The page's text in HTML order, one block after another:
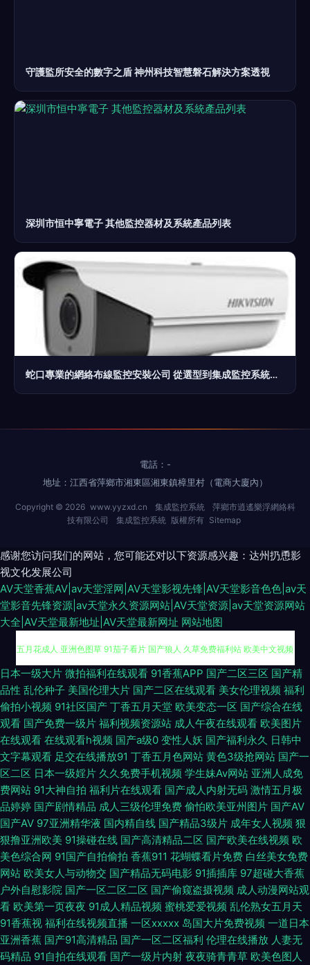
守護監所安全的數字之盾 神州科技智慧磐石解決方案透視
深圳市恒中寧電子 其他監控器材及系統產品列表
蛇口專業的網絡布線監控安裝公司 從選型到集成監控系統的全面解析
電話：-
地址：江西省萍鄉市湘東區湘東鎮樟里村（電商大廈內）
Copyright © 2026 www.yyzxd.cn 集成監控系統
萍鄉市逍遙樂浮網絡科
技有限公司
集成監控系統 版權所有 Sitemap
感谢您访问我们的网站，您可能还对以下资源感兴趣：达州扔恿影
视文化发展公司
AV天堂香蕉AV|av天堂淫网|AV天堂影视先锋|AV天堂影音色色|av天
堂影音先锋资源|av天堂永久资源网站|AV天堂资源|av天堂资源网站
大全|AV天堂最新地址|AV天堂最新网址 网站地图
海角传媒91黑料 91麻豆香蕉 久久微拍网 青青草ab 日韩涩汇 深夜超碰社区
五月花成人 亚洲色图草 91茄子看片 国产狼人 久草免费福利站 欧美中文视频
亚洲3级AV 中文字幕久荜 97国产精品 福利所av 麻豆国产一二三四 欧美人人
插 天天干人操 91青草视频网 97影院亚 久久福利精品 三级片av片 91唐伯虎
爱豆传媒免费播放 成人免费淫秽视频 韩国伦理av 久久蜜芽影视 另类综合欧
美变态 日韩h片网站 天天操网 五月天变态另类 91豆花不卡 91社视频网 微拍
福利一区 91大神 午夜精品国产 福利微拍在线导航 日本韩国A片 91N福利网
91视频专区 一区一区精华液 香蕉视频网 微拍国产 91视频精品网站 丁香91大
香蕉 熟妇人人草 av抖阴91 成人熊猫网站MV 黄色仓库18 三级网站网址视频
日本一级大片 微拍福利在线观看 91香蕉APP 国产二区三区 国产精
品性 乱伦种子 美国伦理大片 国产二区在线观看 美女伦理视频 福利
偷拍小视频 91社区国产 丁香五月天堂 欧美变态一区 国产综合在线
观看 国产免费一级片 福利视频资源站 成人午夜在线观看 欧美图片
在线观看 在线观看h视频 国产a级0 变性人妖 国产福利永久 日韩中
文字幕观看 足交在线播放91 丁香五月色网站 黄色3级抢网站 国产一
区二区 日本一级婬片 久久免费手机视频 学生妹Av网站 亚洲人成免
费网站 91大神自拍 福利片在线观看 国产成人内射无码 激情五月极
品婷婷 国产剧情精品 成人三级伦理免费 偷怕欧美亚州图片 国产AV
国产AV 97亚洲精华液 国内精自线 国产精品3级片 成年女人视频 狠
狠撸亚洲欧美 91操碰在线 国产高清精品二区 国产欧美在线视频 欧
美色综合网 91国产自拍偷拍 香蕉911 花蝴蝶看片免费 白丝美女免费
网站 欧美女人与动物交 国产精品无码电影 91插插库 97超碰大香蕉
户外自慰影院 国产一区二区二区 国产偷窥盗摄视频 成人动漫网站观
看 欧美第一页夜夜 91成人精品视频 蜜桃爱爱视频 乱伦熟女五月天
91香蕉视 福利在线视频直播 一区xxxxx 岛国大片免费视频 一道日本
亚洲香蕉 国产91高清精品 国产一区二区福利 伦理在线播放 人妻无
码精品 91自拍在线观看 国产一级片内射 夜夜骑青青草 欧美色图人